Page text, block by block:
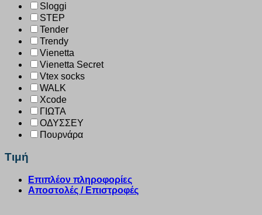
Sloggi
STEP
Tender
Trendy
Vienetta
Vienetta Secret
Vtex socks
WALK
Xcode
ΓΙΩΤΑ
ΟΔΥΣΣΕΥ
Πουρνάρα
Τιμή
Επιπλέον πληροφορίες
Αποστολές / Επιστροφές